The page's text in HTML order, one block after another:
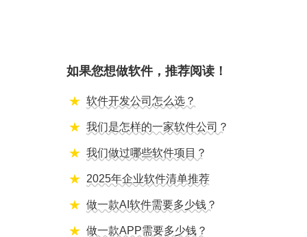
如果您想做软件，推荐阅读！
软件开发公司怎么选？
我们是怎样的一家软件公司？
我们做过哪些软件项目？
2025年企业软件清单推荐
做一款AI软件需要多少钱？
做一款APP需要多少钱？